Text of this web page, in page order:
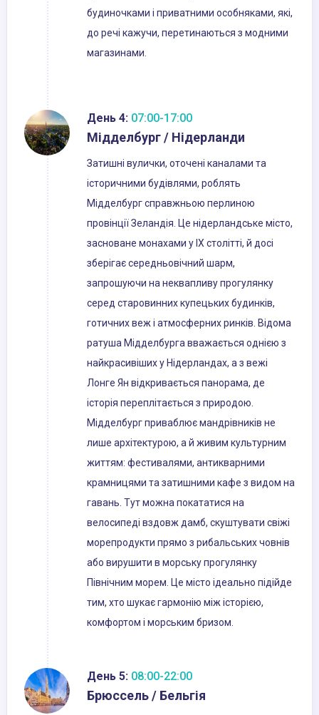
будиночками і приватними особняками, які,
до речі кажучи, перетинаються з модними
магазинами.
День 4: 07:00-17:00
Мідделбург / Нідерланди
Затишні вулички, оточені каналами та
історичними будівлями, роблять
Мідделбург справжньою перлиною
провінції Зеландія. Це нідерландське місто,
засноване монахами у IX столітті, й досі
зберігає середньовічний шарм,
запрошуючи на неквапливу прогулянку
серед старовинних купецьких будинків,
готичних веж і атмосферних ринків. Відома
ратуша Мідделбурга вважається однією з
найкрасивіших у Нідерландах, а з вежі
Лонге Ян відкривається панорама, де
історія переплітається з природою.
Мідделбург приваблює мандрівників не
лише архітектурою, а й живим культурним
життям: фестивалями, антикварними
крамницями та затишними кафе з видом на
гавань. Тут можна покататися на
велосипеді вздовж дамб, скуштувати свіжі
морепродукти прямо з рибальських човнів
або вирушити в морську прогулянку
Північним морем. Це місто ідеально підійде
тим, хто шукає гармонію між історією,
комфортом і морським бризом.
День 5: 08:00-22:00
Брюссель / Бельгія